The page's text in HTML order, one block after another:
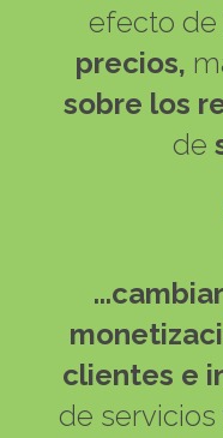
efecto de
precios,
sobre los
de
clientes e
de